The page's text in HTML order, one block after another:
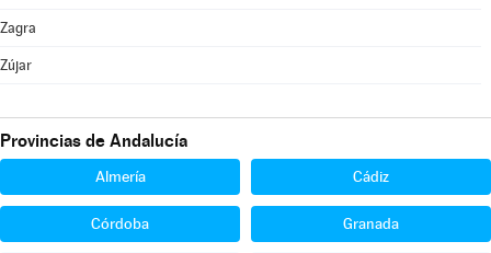
Zagra
Zújar
Provincias de Andalucía
Almería Cádiz
Córdoba Granada